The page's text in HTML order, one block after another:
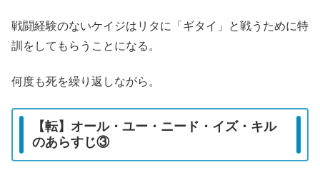
戦闘経験のないケイジはリタに「ギタイ」と戦うために特
訓をしてもらうことになる。
何度も死を繰り返しながら。
【転】オール・ユー・ニード・イズ・キル
のあらすじ③